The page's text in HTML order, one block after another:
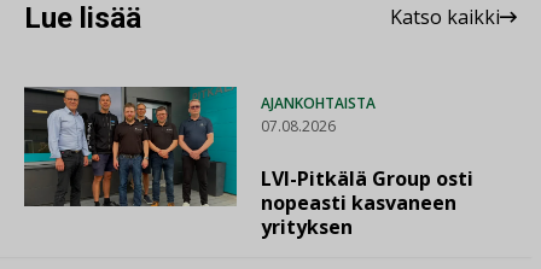
Lue lisää Katso kaikki
AJANKOHTAISTA
07.08.2026
LVI-Pitkälä Group osti
nopeasti kasvaneen
yrityksen